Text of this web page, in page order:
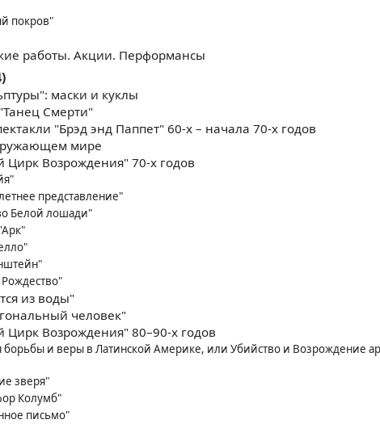
покров"
работы. Акции. Перформансы
маски и куклы
Смерти"
"Брэд энд Паппет" 60-х – начала 70-х годов
мире
Возрождения" 70-х годов
представление"
Белой лошади"
из воды"
человек"
Возрождения" 80–90-х годов
борьбы и веры в Латинской Америке, или Убийство и Возрождение
зверя"
Колумб"
письмо"